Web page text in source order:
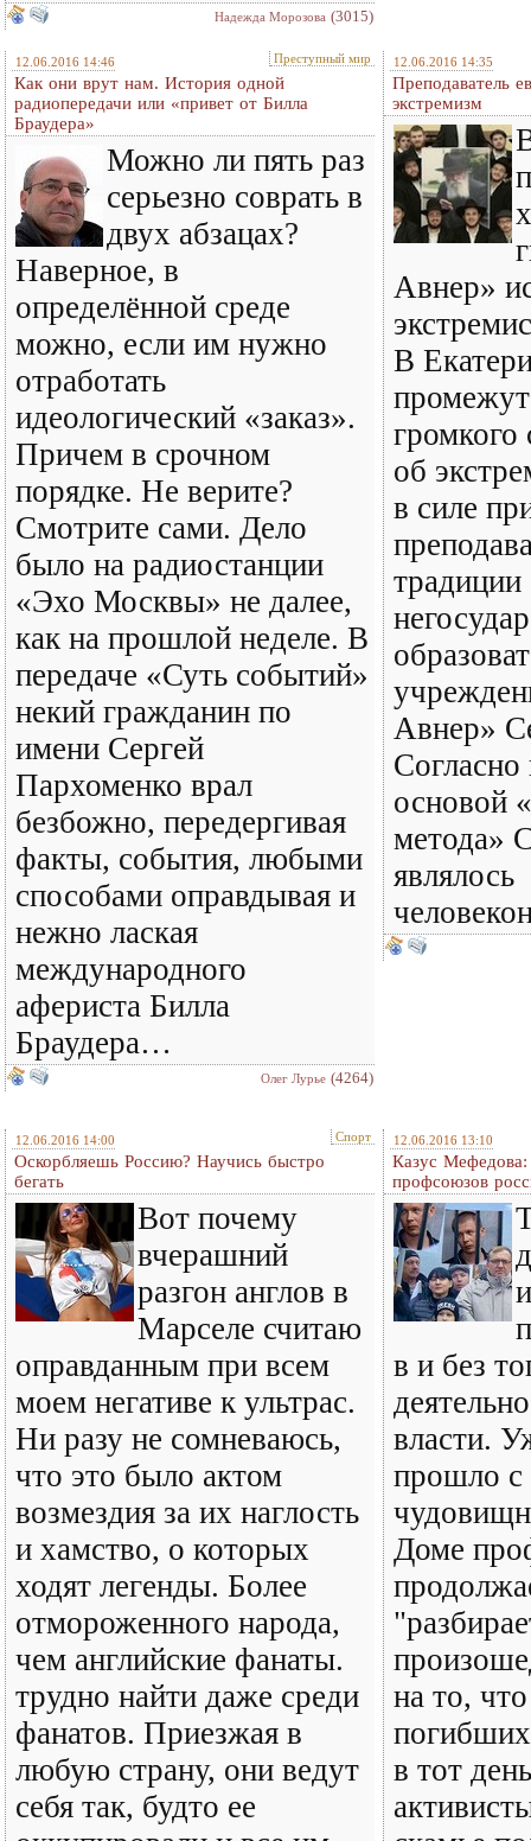
Надежда Морозова (3015)
12.06.2016 14:46 Преступный мир
Как они врут нам. История одной
радиопередачи или «привет от Билла
Браудера»
Можно ли пять раз
серьезно соврать в
двух абзацах?
Наверное, в
определённой среде
можно, если им нужно
отработать
идеологический «заказ».
Причем в срочном
порядке. Не верите?
Смотрите сами. Дело
было на радиостанции
«Эхо Москвы» не далее,
как на прошлой неделе. В
передаче «Суть событий»
некий гражданин по
имени Сергей
Пархоменко врал
безбожно, передергивая
факты, события, любыми
способами оправдывая и
нежно лаская
международного
афериста Билла
Браудера…
Олег Лурье (4264)
12.06.2016 14:35
Преподаватель
экстремизм
Авнер»
В
громкого
об
в силе
традиции
Авнер»
Согласно
основой
метода»
являлось
12.06.2016 14:00 Спорт
Оскорбляешь Россию? Научись быстро
бегать
Вот почему
вчерашний
разгон англов в
Марселе считаю
оправданным при всем
моем негативе к ультрас.
Ни разу не сомневаюсь,
что это было актом
возмездия за их наглость
и хамство, о которых
ходят легенды. Более
отмороженного народа,
чем английские фанаты.
трудно найти даже среди
фанатов. Приезжая в
любую страну, они ведут
себя так, будто ее
12.06.2016 13:10
Казус
профсоюзов
в и без
власти.
прошло с
Доме
на то,
в тот